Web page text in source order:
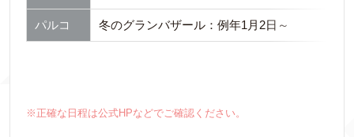
パルコ 冬のグランバザール：例年1月2日～
※正確な日程は公式HPなどでご確認ください。